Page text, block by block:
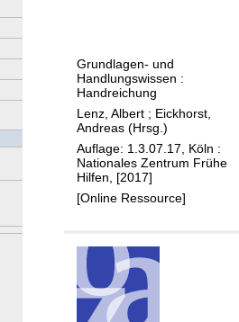
n
m
i
t
p
s
y
c
Grundlagen- und
Handlungswissen :
Handreichung
Lenz, Albert ; Eickhorst,
Andreas (Hrsg.)
Auflage: 1.3.07.17, Köln :
Nationales Zentrum Frühe
Hilfen, [2017]
[Online Ressource]